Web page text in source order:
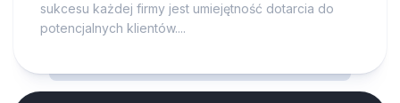
sukcesu każdej firmy jest umiejętność dotarcia do
potencjalnych klientów....